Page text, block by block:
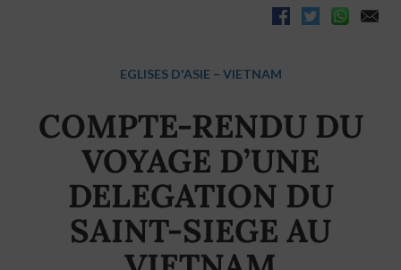
EGLISES D'ASIE – VIETNAM
COMPTE-RENDU DU
VOYAGE D’UNE
DELEGATION DU
SAINT-SIEGE AU